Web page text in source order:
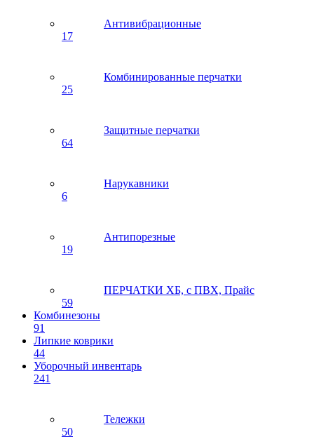
Антивибрационные
17
Комбинированные перчатки
25
Защитные перчатки
64
Нарукавники
6
Антипорезные
19
ПЕРЧАТКИ ХБ, с ПВХ, Прайс
59
Комбинезоны
91
Липкие коврики
44
Уборочный инвентарь
241
Тележки
50